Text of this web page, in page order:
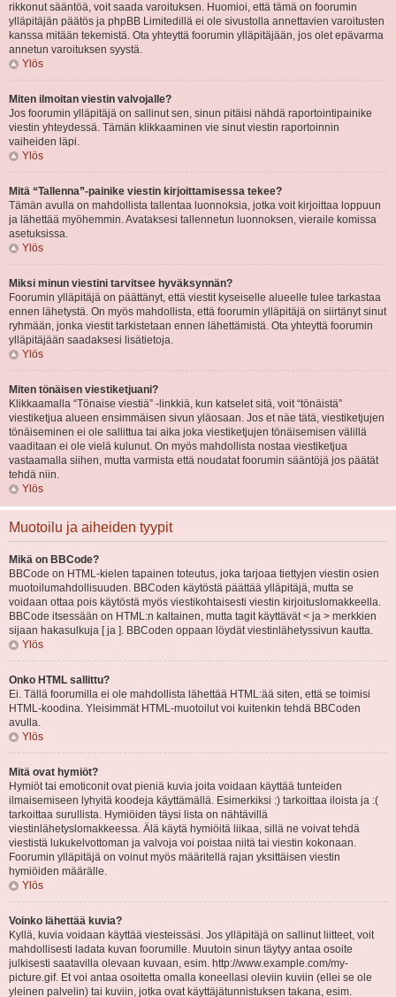
rikkonut sääntöä, voit saada varoituksen. Huomioi, että tämä on foorumin
ylläpitäjän päätös ja phpBB Limitedillä ei ole sivustolla annettavien varoitusten
kanssa mitään tekemistä. Ota yhteyttä foorumin ylläpitäjään, jos olet epävarma
annetun varoituksen syystä.
Ylös
Miten ilmoitan viestin valvojalle?
Jos foorumin ylläpitäjä on sallinut sen, sinun pitäisi nähdä raportointipainike
viestin yhteydessä. Tämän klikkaaminen vie sinut viestin raportoinnin
vaiheiden läpi.
Ylös
Mitä “Tallenna”-painike viestin kirjoittamisessa tekee?
Tämän avulla on mahdollista tallentaa luonnoksia, jotka voit kirjoittaa loppuun
ja lähettää myöhemmin. Avataksesi tallennetun luonnoksen, vieraile komissa
asetuksissa.
Ylös
Miksi minun viestini tarvitsee hyväksynnän?
Foorumin ylläpitäjä on päättänyt, että viestit kyseiselle alueelle tulee tarkastaa
ennen lähetystä. On myös mahdollista, että foorumin ylläpitäjä on siirtänyt sinut
ryhmään, jonka viestit tarkistetaan ennen lähettämistä. Ota yhteyttä foorumin
ylläpitäjään saadaksesi lisätietoja.
Ylös
Miten tönäisen viestiketjuani?
Klikkaamalla “Tönaise viestiä” -linkkiä, kun katselet sitä, voit “tönäistä”
viestiketjua alueen ensimmäisen sivun yläosaan. Jos et näe tätä, viestiketjujen
tönäiseminen ei ole sallittua tai aika joka viestiketjujen tönäisemisen välillä
vaaditaan ei ole vielä kulunut. On myös mahdollista nostaa viestiketjua
vastaamalla siihen, mutta varmista että noudatat foorumin sääntöjä jos päätät
tehdä niin.
Ylös
Muotoilu ja aiheiden tyypit
Mikä on BBCode?
BBCode on HTML-kielen tapainen toteutus, joka tarjoaa tiettyjen viestin osien
muotoilumahdollisuuden. BBCoden käytöstä päättää ylläpitäjä, mutta se
voidaan ottaa pois käytöstä myös viestikohtaisesti viestin kirjoituslomakkeella.
BBCode itsessään on HTML:n kaltainen, mutta tagit käyttävät < ja > merkkien
sijaan hakasulkuja [ ja ]. BBCoden oppaan löydät viestinlähetyssivun kautta.
Ylös
Onko HTML sallittu?
Ei. Tällä foorumilla ei ole mahdollista lähettää HTML:ää siten, että se toimisi
HTML-koodina. Yleisimmät HTML-muotoilut voi kuitenkin tehdä BBCoden
avulla.
Ylös
Mitä ovat hymiöt?
Hymiöt tai emoticonit ovat pieniä kuvia joita voidaan käyttää tunteiden
ilmaisemiseen lyhyitä koodeja käyttämällä. Esimerkiksi :) tarkoittaa iloista ja :(
tarkoittaa surullista. Hymiöiden täysi lista on nähtävillä
viestinlähetyslomakkeessa. Älä käytä hymiöitä liikaa, sillä ne voivat tehdä
viestistä lukukelvottoman ja valvoja voi poistaa niitä tai viestin kokonaan.
Foorumin ylläpitäjä on voinut myös määritellä rajan yksittäisen viestin
hymiöiden määrälle.
Ylös
Voinko lähettää kuvia?
Kyllä, kuvia voidaan käyttää viesteissäsi. Jos ylläpitäjä on sallinut liitteet, voit
mahdollisesti ladata kuvan foorumille. Muutoin sinun täytyy antaa osoite
julkisesti saatavilla olevaan kuvaan, esim. http://www.example.com/my-
picture.gif. Et voi antaa osoitetta omalla koneellasi oleviin kuviin (ellei se ole
yleinen palvelin) tai kuviin, jotka ovat käyttäjätunnistuksen takana, esim.